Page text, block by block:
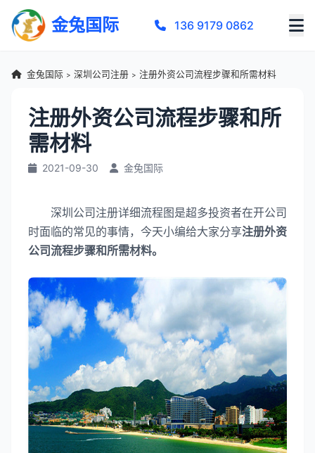
金兔国际 136 9179 0862
金兔国际 > 深圳公司注册 > 注册外资公司流程步骤和所需材料
注册外资公司流程步骤和所
需材料
2021-09-30 金兔国际
深圳公司注册详细流程图是超多投资者在开公司
时面临的常见的事情，今天小编给大家分享注册外资
公司流程步骤和所需材料。